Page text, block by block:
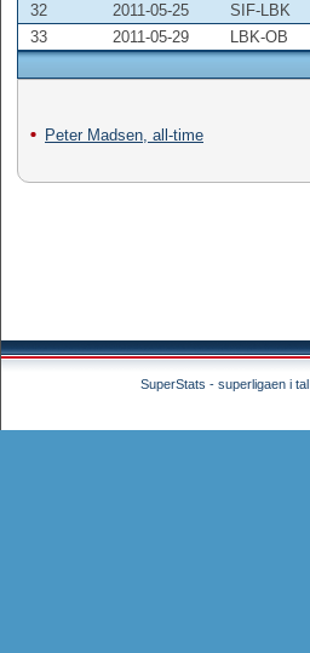
32
2011-05-25 SIF-LBK
33
2011-05-29 LBK-OB
Peter Madsen, all-time
SuperStats - superligaen i tal